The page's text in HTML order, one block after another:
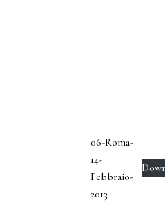
06-Roma-
14-
Febbraio-
2013